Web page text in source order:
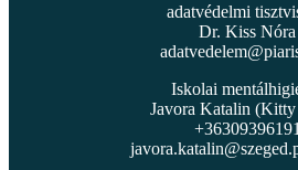
adatvédelmi
Dr. Kiss Nóra
Iskolai
Javora Katalin
+36309396191